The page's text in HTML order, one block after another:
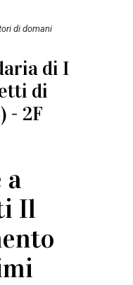
di domani
di I
di
- 2F
a
Il